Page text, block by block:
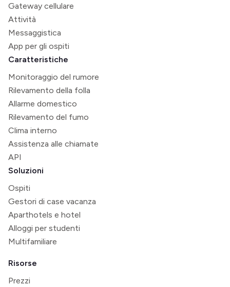
Gateway cellulare
Attività
Messaggistica
App per gli ospiti
Caratteristiche
Monitoraggio del rumore
Rilevamento della folla
Allarme domestico
Rilevamento del fumo
Clima interno
Assistenza alle chiamate
API
Soluzioni
Ospiti
Gestori di case vacanza
Aparthotels e hotel
Alloggi per studenti
Multifamiliare
Risorse
Prezzi